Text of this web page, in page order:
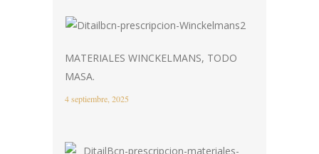
MATERIALES WINCKELMANS, TODO
MASA.
4 septiembre, 2025